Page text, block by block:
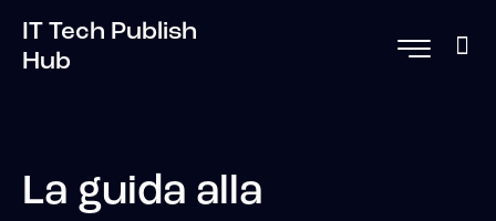
IT Tech Publish
Hub
La guida alla